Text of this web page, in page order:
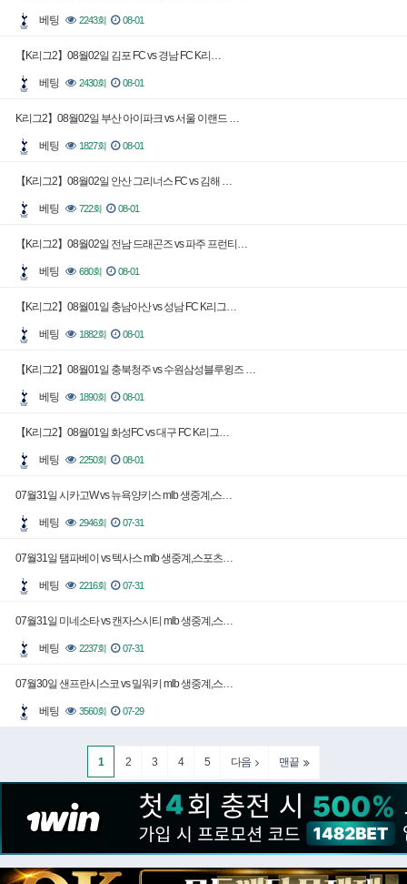
베팅 2243회 08-01
【K리그2】08월02일 김포 FC vs 경남 FC K리…
베팅 2430회 08-01
K리그2】08월02일 부산 아이파크 vs 서울 이랜드 …
베팅 1827회 08-01
【K리그2】08월02일 안산 그리너스 FC vs 김해 …
베팅 722회 08-01
【K리그2】08월02일 전남 드래곤즈 vs 파주 프런티…
베팅 680회 08-01
【K리그2】08월01일 충남아산 vs 성남 FC K리그…
베팅 1882회 08-01
【K리그2】08월01일 충북청주 vs 수원삼성블루윙즈 …
베팅 1890회 08-01
【K리그2】08월01일 화성FC vs 대구 FC K리그…
베팅 2250회 08-01
07월31일 시카고W vs 뉴욕양키스 mlb 생중계,스…
베팅 2946회 07-31
07월31일 탬파베이 vs 텍사스 mlb 생중계,스포츠…
베팅 2216회 07-31
07월31일 미네소타 vs 캔자스시티 mlb 생중계,스…
베팅 2237회 07-31
07월30일 샌프란시스코 vs 밀워키 mlb 생중계,스…
베팅 3560회 07-29
1 2 3 4 5 다음 맨끝